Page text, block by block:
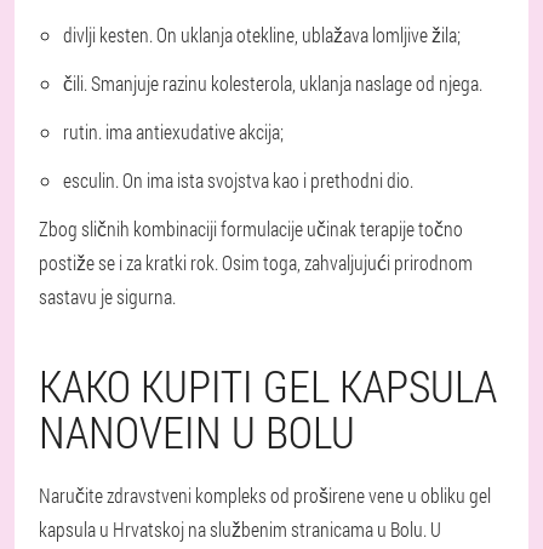
divlji kesten. On uklanja otekline, ublažava lomljive žila;
čili. Smanjuje razinu kolesterola, uklanja naslage od njega.
rutin. ima antiexudative akcija;
esculin. On ima ista svojstva kao i prethodni dio.
Zbog sličnih kombinaciji formulacije učinak terapije točno
postiže se i za kratki rok. Osim toga, zahvaljujući prirodnom
sastavu je sigurna.
KAKO KUPITI GEL KAPSULA
NANOVEIN U BOLU
Naručite zdravstveni kompleks od proširene vene u obliku gel
kapsula u Hrvatskoj na službenim stranicama u Bolu. U